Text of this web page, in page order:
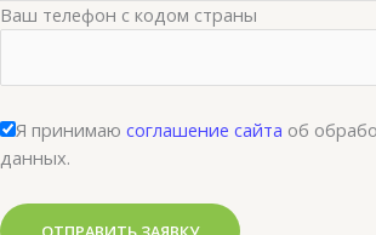
Ваш телефон с кодом страны
Я принимаю соглашение сайта об
данных.